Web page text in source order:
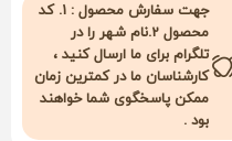
جهت سفارش محصول : 1. کد
محصول 2.نام شهر را در
تلگرام برای ما ارسال کنید ،
کارشناسان ما در کمترین زمان
ممکن پاسخگوی شما خواهند
بود .